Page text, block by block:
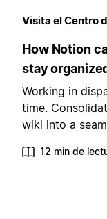
Visita el Centro
How Notion
stay
Working in
time.
wiki into a
12 min de